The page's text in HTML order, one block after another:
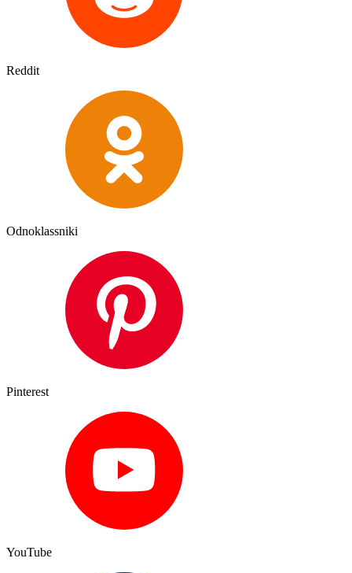
Reddit
Odnoklassniki
Pinterest
YouTube